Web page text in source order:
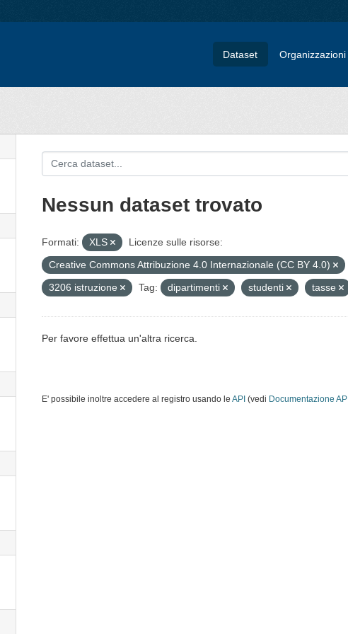
Dataset Organizzazioni
Nessun dataset trovato
Formati: XLS
Licenze sulle risorse:
Creative Commons Attribuzione 4.0 Internazionale (CC BY 4.0)
3206 istruzione
Tag: dipartimenti studenti tasse
Per favore effettua un'altra ricerca.
E' possibile inoltre accedere al registro usando le API (vedi Documentazione API